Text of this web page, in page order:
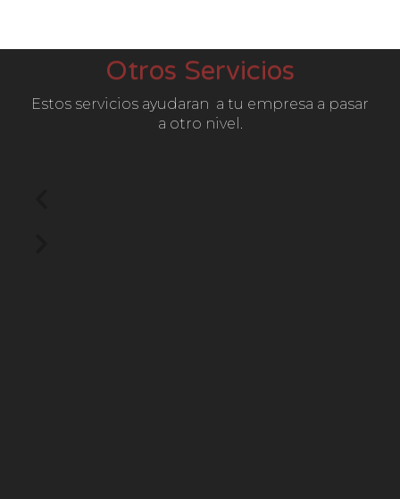
Otros Servicios
Estos servicios ayudaran a tu empresa a pasar
a otro nivel.